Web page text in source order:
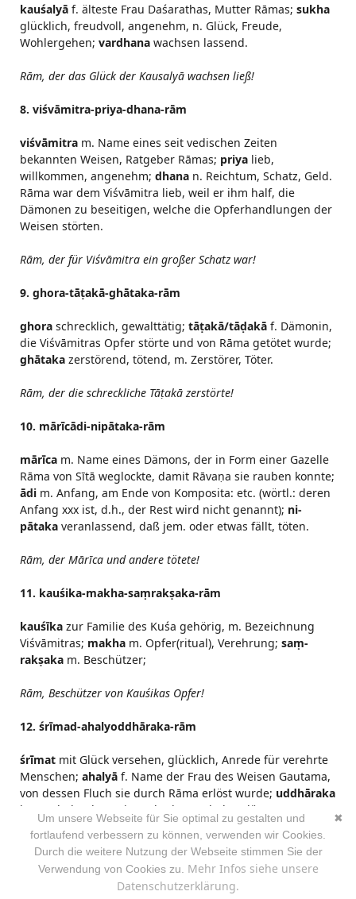
kauśalyā f. älteste Frau Daśarathas, Mutter Rāmas; sukha
glücklich, freudvoll, angenehm, n. Glück, Freude,
Wohlergehen; vardhana wachsen lassend.
Rām, der das Glück der Kausalyā wachsen ließ!
8. viśvāmitra-priya-dhana-rām
viśvāmitra m. Name eines seit vedischen Zeiten
bekannten Weisen, Ratgeber Rāmas; priya lieb,
willkommen, angenehm; dhana n. Reichtum, Schatz, Geld.
Rāma war dem Viśvāmitra lieb, weil er ihm half, die
Dämonen zu beseitigen, welche die Opferhandlungen der
Weisen störten.
Rām, der für Viśvāmitra ein großer Schatz war!
9. ghora-tāṭakā-ghātaka-rām
ghora schrecklich, gewalttätig; tāṭakā/tāḍakā f. Dämonin,
die Viśvāmitras Opfer störte und von Rāma getötet wurde;
ghātaka zerstörend, tötend, m. Zerstörer, Töter.
Rām, der die schreckliche Tāṭakā zerstörte!
10. mārīcādi-nipātaka-rām
mārīca m. Name eines Dämons, der in Form einer Gazelle
Rāma von Sītā weglockte, damit Rāvaṇa sie rauben konnte;
ādi m. Anfang, am Ende von Komposita: etc. (wörtl.: deren
Anfang xxx ist, d.h., der Rest wird nicht genannt); ni-
pātaka veranlassend, daß jem. oder etwas fällt, töten.
Rām, der Mārīca und andere tötete!
11. kauśika-makha-saṃrakṣaka-rām
kauśīka zur Familie des Kuśa gehörig, m. Bezeichnung
Viśvāmitras; makha m. Opfer(ritual), Verehrung; saṃ-
rakṣaka m. Beschützer;
Rām, Beschützer von Kauśikas Opfer!
12. śrīmad-ahalyoddhāraka-rām
śrīmat mit Glück versehen, glücklich, Anrede für verehrte
Menschen; ahalyā f. Name der Frau des Weisen Gautama,
von dessen Fluch sie durch Rāma erlöst wurde; uddhāraka
herausholend, m. einer, der herausholt, erlöst. Rāma
befreite Ahalyā aus ihrer Form als Stein, in den sie von
Gautama wegen Untreue verwandelt worden war.
Rām, Erlöser der Ahalyā!
✖
Um unsere Webseite für Sie optimal zu gestalten und
fortlaufend verbessern zu können, verwenden wir Cookies.
Durch die weitere Nutzung der Webseite stimmen Sie der
Verwendung von Cookies zu. Mehr Infos siehe unsere
Datenschutzerklärung.